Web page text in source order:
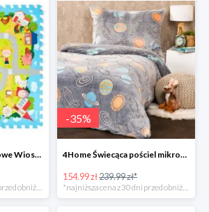
Plastica Puzzle piankowe Wioska -31%
-35%
4Home Świecąca pościel mikroflanela Planetarium -35%
154.99 zł239.99 zł*